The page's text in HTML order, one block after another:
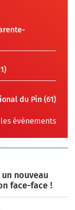
du Pin (61)
les évènements
un nouveau
face-face !